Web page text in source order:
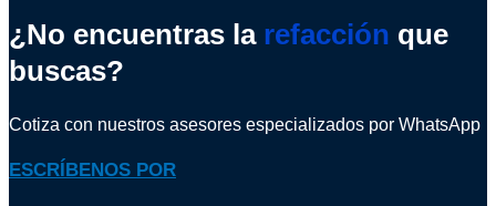
¿No encuentras la refacción que
buscas?
Cotiza con nuestros asesores especializados por WhatsApp
ESCRÍBENOS POR